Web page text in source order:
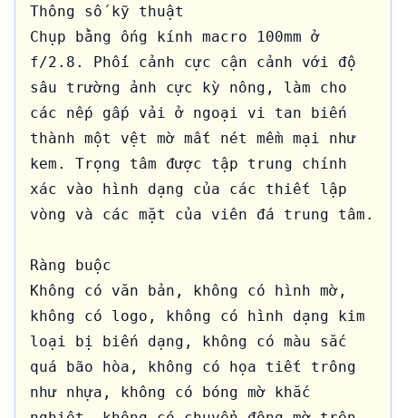
Thông số kỹ thuật
Chụp bằng ống kính macro 100mm ở
f/2.8. Phối cảnh cực cận cảnh với độ
sâu trường ảnh cực kỳ nông, làm cho
các nếp gấp vải ở ngoại vi tan biến
thành một vệt mờ mất nét mềm mại như
kem. Trọng tâm được tập trung chính
xác vào hình dạng của các thiết lập
vòng và các mặt của viên đá trung tâm.
Ràng buộc
Không có văn bản, không có hình mờ,
không có logo, không có hình dạng kim
loại bị biến dạng, không có màu sắc
quá bão hòa, không có họa tiết trông
như nhựa, không có bóng mờ khắc